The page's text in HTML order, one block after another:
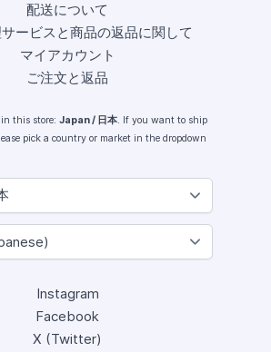
配送について
ービスと商品の返品に関して
マイアカウント
ご注文と返品
this store: Japan / 日本. If you want to ship
pick a country or market in the dropdown
Instagram
Facebook
X (Twitter)